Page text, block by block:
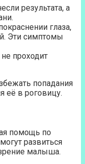
результата, а
глаза,
Эти симптомы
проходит
попадания
её в роговицу.
помощь по
развиться
малыша.